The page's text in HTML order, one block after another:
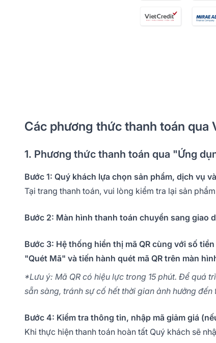
Các phương thức thanh toán qua
1. Phương thức thanh toán qua "Ứng
Bước 1: Quý khách lựa chọn sản phẩm, dịch vụ
Tại trang thanh toán, vui lòng kiểm tra lại sản
Bước 2: Màn hình thanh toán chuyển sang giao
Bước 3: Hệ thống hiển thị mã QR cùng với số
"Quét Mã" và tiến hành quét mã QR trên màn
*Lưu ý: Mã QR có hiệu lực trong 15 phút. Để quá
sẵn sàng, tránh sự cố hết thời gian ảnh hưởng
Bước 4: Kiểm tra thông tin, nhập mã giảm giá
Khi thực hiện thanh toán hoàn tất Quý khách sẽ